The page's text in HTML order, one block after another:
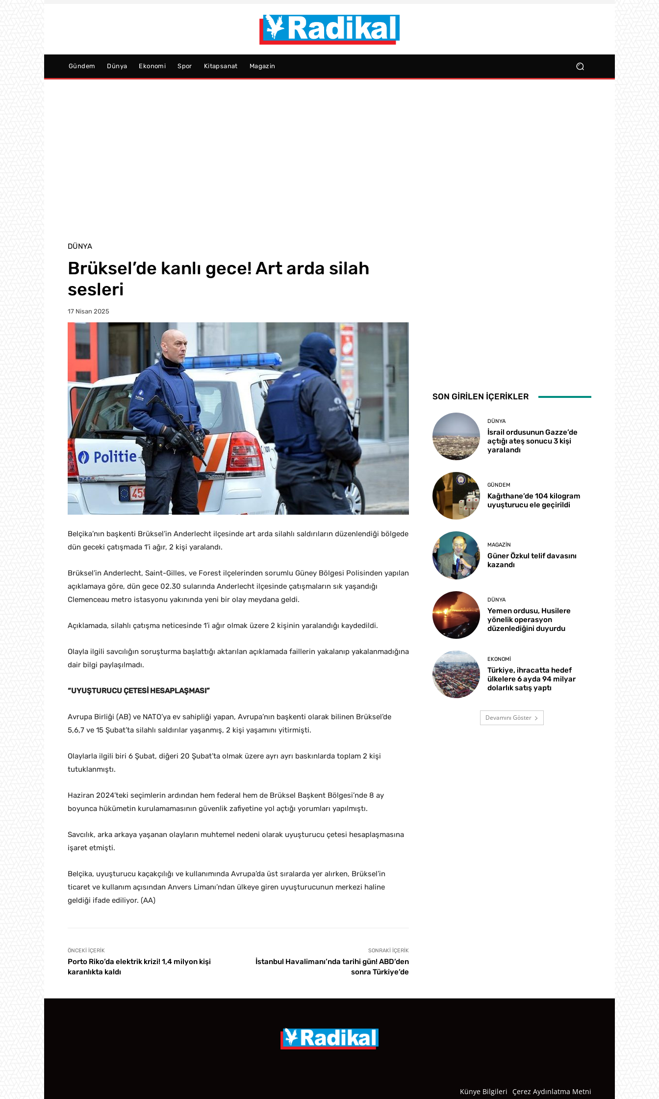
Gündem Dünya Ekonomi Spor Kitapsanat Magazin
DÜNYA
Brüksel’de kanlı gece! Art arda silah
sesleri
17 Nisan 2025
Belçika’nın başkenti Brüksel’in Anderlecht ilçesinde art arda silahlı saldırıların düzenlendiği bölgede
dün geceki çatışmada 1’i ağır, 2 kişi yaralandı.
Brüksel’in Anderlecht, Saint-Gilles, ve Forest ilçelerinden sorumlu Güney Bölgesi Polisinden yapılan
açıklamaya göre, dün gece 02.30 sularında Anderlecht ilçesinde çatışmaların sık yaşandığı
Clemenceau metro istasyonu yakınında yeni bir olay meydana geldi.
Açıklamada, silahlı çatışma neticesinde 1’i ağır olmak üzere 2 kişinin yaralandığı kaydedildi.
Olayla ilgili savcılığın soruşturma başlattığı aktarılan açıklamada faillerin yakalanıp yakalanmadığına
dair bilgi paylaşılmadı.
“UYUŞTURUCU ÇETESİ HESAPLAŞMASI”
Avrupa Birliği (AB) ve NATO’ya ev sahipliği yapan, Avrupa’nın başkenti olarak bilinen Brüksel’de
5,6,7 ve 15 Şubat’ta silahlı saldırılar yaşanmış, 2 kişi yaşamını yitirmişti.
Olaylarla ilgili biri 6 Şubat, diğeri 20 Şubat’ta olmak üzere ayrı ayrı baskınlarda toplam 2 kişi
tutuklanmıştı.
Haziran 2024’teki seçimlerin ardından hem federal hem de Brüksel Başkent Bölgesi’nde 8 ay
boyunca hükümetin kurulamamasının güvenlik zafiyetine yol açtığı yorumları yapılmıştı.
Savcılık, arka arkaya yaşanan olayların muhtemel nedeni olarak uyuşturucu çetesi hesaplaşmasına
işaret etmişti.
Belçika, uyuşturucu kaçakçılığı ve kullanımında Avrupa’da üst sıralarda yer alırken, Brüksel’in
ticaret ve kullanım açısından Anvers Limanı’ndan ülkeye giren uyuşturucunun merkezi haline
geldiği ifade ediliyor. (AA)
ÖNCEKI İÇERIK
Porto Riko’da elektrik krizi! 1,4 milyon kişi
karanlıkta kaldı
SONRAKI İÇERIK
İstanbul Havalimanı’nda tarihi gün! ABD’den
sonra Türkiye’de
SON GİRİLEN İÇERİKLER
DÜNYA
İsrail ordusunun Gazze’de
açtığı ateş sonucu 3 kişi
yaralandı
GÜNDEM
Kağıthane’de 104 kilogram
uyuşturucu ele geçirildi
MAGAZIN
Güner Özkul telif davasını
kazandı
DÜNYA
Yemen ordusu, Husilere
yönelik operasyon
düzenlediğini duyurdu
EKONOMI
Türkiye, ihracatta hedef
ülkelere 6 ayda 94 milyar
dolarlık satış yaptı
Devamını Göster
Künye Bilgileri Çerez Aydınlatma Metni